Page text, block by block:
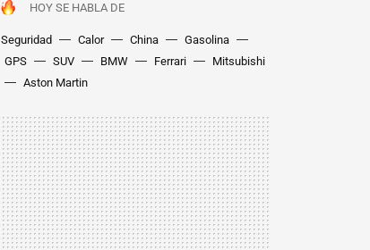
HOY SE HABLA DE
Seguridad Calor China
Gasolina
GPS
SUV BMW Ferrari
Mitsubishi
Aston Martin